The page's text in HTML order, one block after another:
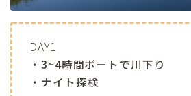
DAY1
・3~4時間ボートで川下り
・ナイト探検